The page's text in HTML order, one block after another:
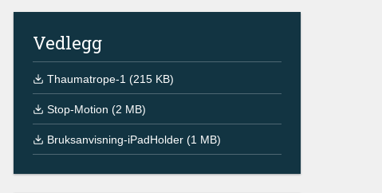
Vedlegg
Thaumatrope-1 (215 KB)
Stop-Motion (2 MB)
Bruksanvisning-iPadHolder (1 MB)